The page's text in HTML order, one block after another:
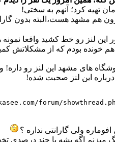
این لنز رو خط کشید واقعا
هم خونده بودم که از مشکلاتش
این لنز رو داره! و 450 تومان میفروشه!مال آفومار هست انگار ولی گارانتی نداره!
درباره این لنز صحبت شده!
forum/
ولی گارانتی نداره ؟
میزنم اگه بشه با چند درصدی